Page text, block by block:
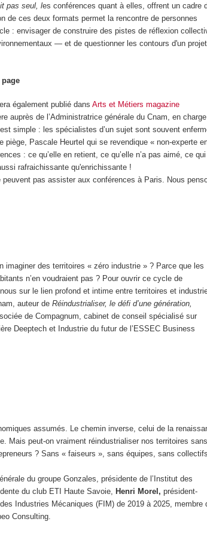
pas seul, les conférences quant à elles, offrent un cadre
de ces deux formats permet la rencontre de personnes
: envisager de construire des pistes de réflexion
— et de questionner les contours d'un
également publié dans Arts et Métiers magazine
auprès de l’Administratrice générale du Cnam, en
simple : les spécialistes d’un sujet sont souvent
Pascale Heurtel qui se revendique « non-experte
: ce qu’elle en retient, ce qu’elle n’a pas aimé, ce qui
rafraichissante qu'enrichissante !
pas assister aux conférences à Paris. Nous
imaginer des territoires « zéro industrie » ? Parce que les
n’en voudraient pas ? Pour ouvrir ce cycle de
sur le lien profond et intime entre territoires et
auteur de Réindustrialiser, le défi d’une génération,
de Compagnum, cabinet de conseil spécialisé sur
Deeptech et Industrie du futur de l’ESSEC Business
assumés. Le chemin inverse, celui de la
Mais peut-on vraiment réindustrialiser nos territoires sans
? Sans « faiseurs », sans équipes, sans
du groupe Gonzales, présidente de l’Institut des
du club ETI Haute Savoie,Henri Morel,président-
Industries Mécaniques (FIM) de 2019 à 2025, membre
Consulting.